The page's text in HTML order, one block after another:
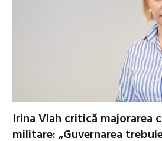
Irina Vlah critică majorarea
militare: „Guvernarea